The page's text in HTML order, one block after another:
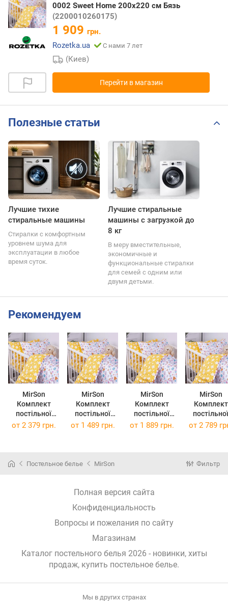
0002 Sweet Home 200х220 см Бязь
(2200010260175)
1 909 грн.
Rozetka.ua
С нами 7 лет
(Киев)
Перейти в магазин
Полезные статьи
Лучшие тихие
стиральные машины
Стиралки с комфортным
уровнем шума для
эксплуатации в любое
время суток.
Лучшие стиральные
машины с загрузкой до
8 кг
В меру вместительные,
экономичные и
функциональные стиралки
для семей с одним или
двумя детьми.
Рекомендуем
MirSon
Комплект
постільної
білизни
Home Бязь
MirSon
Комплект
постільної
білизни
160х220 см
MirSon
Комплект
постільної
білизни King
MirSon
Комплект
постільної
білизни
Home
от 2 379 грн. от 1 489 грн. от 1 889 грн. от 2 789
Постельное белье MirSon Фильтр
Полная версия сайта
Конфиденциальность
Вопросы и пожелания по сайту
Магазинам
Каталог постельного белья 2026 - новинки, хиты
продаж, купить постельное белье.
Мы в других странах